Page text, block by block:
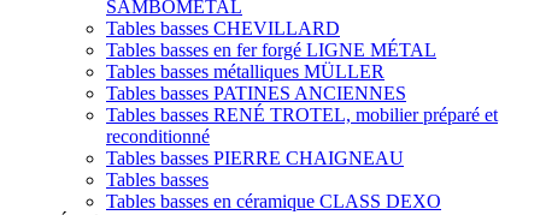
SAMBOMÉTAL
Tables basses CHEVILLARD
Tables basses en fer forgé LIGNE MÉTAL
Tables basses métalliques MÜLLER
Tables basses PATINES ANCIENNES
Tables basses RENÉ TROTEL, mobilier préparé et
reconditionné
Tables basses PIERRE CHAIGNEAU
Tables basses
Tables basses en céramique CLASS DEXO